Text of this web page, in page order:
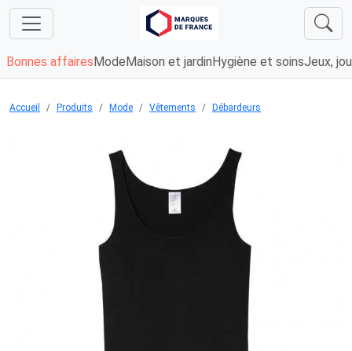
Bonnes affaires Mode Maison et jardin Hygiène et soinsJeux,
Accueil Produits Mode Vêtements Débardeurs